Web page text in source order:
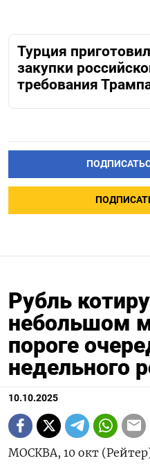
Турция
закупки
требования
Рубль
небольшом
пороге
недельного
10.10.2025
МОСКВА, 10 окт